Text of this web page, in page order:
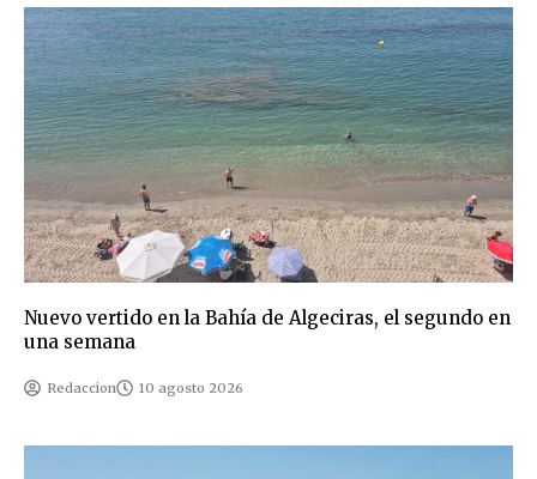
Nuevo vertido en la Bahía de Algeciras, el segundo en
una semana
Redaccion 10 agosto 2026